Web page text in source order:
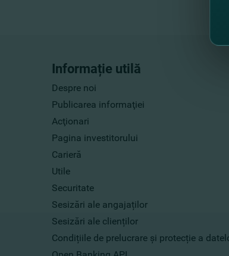
Informație utilă
Despre noi
Publicarea informaţiei
Acţionari
Pagina investitorului
Carieră
Utile
Securitate
Sesizări ale angajaților
Sesizări ale clienților
Condițiile de prelucrare și protecție a